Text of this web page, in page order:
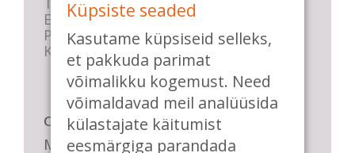
E-poe tingimused
Parkimise info
KKK
Casa de Baile
Me pühendume lõbusale olemisele,
Küpsiste seaded
Kasutame küpsiseid selleks,
et pakkuda parimat
võimalikku kogemust. Need
võimaldavad meil analüüsida
külastajate käitumist
eesmärgiga parandada